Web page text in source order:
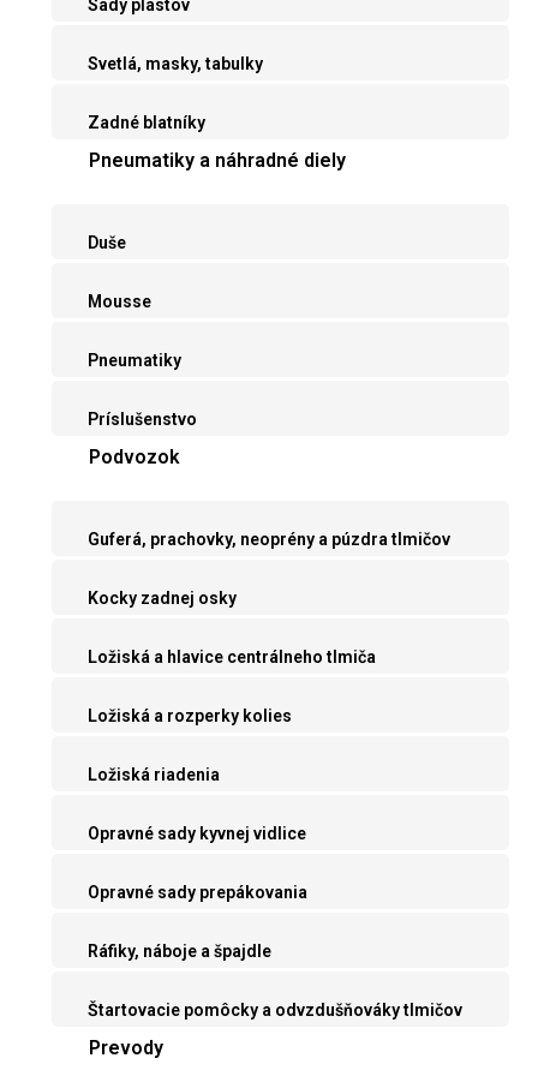
Sady plastov
Svetlá, masky, tabulky
Zadné blatníky
Pneumatiky a náhradné diely
Duše
Mousse
Pneumatiky
Príslušenstvo
Podvozok
Guferá, prachovky, neoprény a púzdra tlmičov
Kocky zadnej osky
Ložiská a hlavice centrálneho tlmiča
Ložiská a rozperky kolies
Ložiská riadenia
Opravné sady kyvnej vidlice
Opravné sady prepákovania
Ráfiky, náboje a špajdle
Štartovacie pomôcky a odvzdušňováky tlmičov
Prevody